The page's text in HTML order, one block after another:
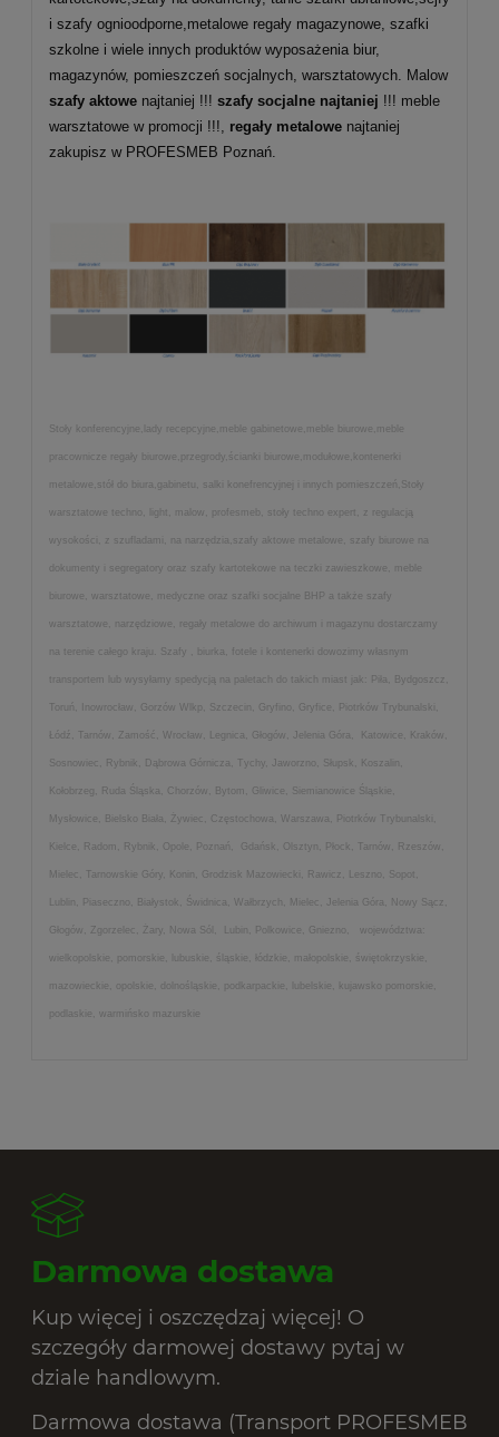
i szafy ognioodporne,metalowe regały magazynowe, szafki
szkolne i wiele innych produktów wyposażenia biur,
magazynów, pomieszczeń socjalnych, warsztatowych. Malow
szafy aktowe najtaniej !!! szafy socjalne najtaniej !!! meble
warsztatowe w promocji !!!, regały metalowe najtaniej
zakupisz w PROFESMEB Poznań.
Stoły konferencyjne,lady recepcyjne,meble gabinetowe,meble biurowe,meble
pracownicze regały biurowe,przegrody,ścianki biurowe,modułowe,kontenerki
metalowe,stół do biura,gabinetu, salki konefrencyjnej i innych pomieszczeń,Stoły
warsztatowe techno, light, malow, profesmeb, stoły techno expert, z regulacją
wysokości, z szufladami, na narzędzia,szafy aktowe metalowe, szafy biurowe na
dokumenty i segregatory oraz szafy kartotekowe na teczki zawieszkowe, meble
biurowe, warsztatowe, medyczne oraz szafki socjalne BHP a także szafy
warsztatowe, narzędziowe, regały metalowe do archiwum i magazynu dostarczamy
na terenie całego kraju. Szafy , biurka, fotele i kontenerki dowozimy własnym
transportem lub wysyłamy spedycją na paletach do takich miast jak: Piła, Bydgoszcz,
Toruń, Inowrocław, Gorzów Wlkp, Szczecin, Gryfino, Gryfice, Piotrków Trybunalski,
Łódź, Tarnów, Zamość, Wrocław, Legnica, Głogów, Jelenia Góra, Katowice, Kraków,
Sosnowiec, Rybnik, Dąbrowa Górnicza, Tychy, Jaworzno, Słupsk, Koszalin,
Kołobrzeg, Ruda Śląska, Chorzów, Bytom, Gliwice, Siemianowice Śląskie,
Mysłowice, Bielsko Biała, Żywiec, Częstochowa, Warszawa, Piotrków Trybunalski,
Kielce, Radom, Rybnik, Opole, Poznań, Gdańsk, Olsztyn, Płock, Tarnów, Rzeszów,
Mielec, Tarnowskie Góry, Konin, Grodzisk Mazowiecki, Rawicz, Leszno, Sopot,
Lublin, Piaseczno, Białystok, Świdnica, Wałbrzych, Mielec, Jelenia Góra, Nowy Sącz,
Głogów, Zgorzelec, Żary, Nowa Sól, Lubin, Polkowice, Gniezno, województwa:
wielkopolskie, pomorskie, lubuskie, śląskie, łódzkie, małopolskie, świętokrzyskie,
mazowieckie, opolskie, dolnośląskie, podkarpackie, lubelskie, kujawsko pomorskie,
podlaskie, warmińsko mazurskie
Darmowa dostawa
Kup więcej i oszczędzaj więcej! O
szczegóły darmowej dostawy pytaj w
dziale handlowym.
Darmowa dostawa (Transport PROFESMEB